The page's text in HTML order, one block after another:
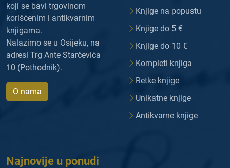
koji se bavi trgovinom
korišćenim i antikvarnim
knjigama.
Nalazimo se u Osijeku, na
adresi Trg Ante Starčevića
10 (Pothodnik).
O nama
Knjige na popustu
Knjige do 5 €
Knjige do 10 €
Kompleti knjiga
Retke knjige
Unikatne knjige
Antikvarne knjige
Najnovije u ponudi